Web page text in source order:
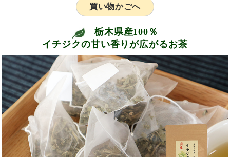
買い物かごへ
栃木県産100％
イチジクの甘い香りが広がるお茶